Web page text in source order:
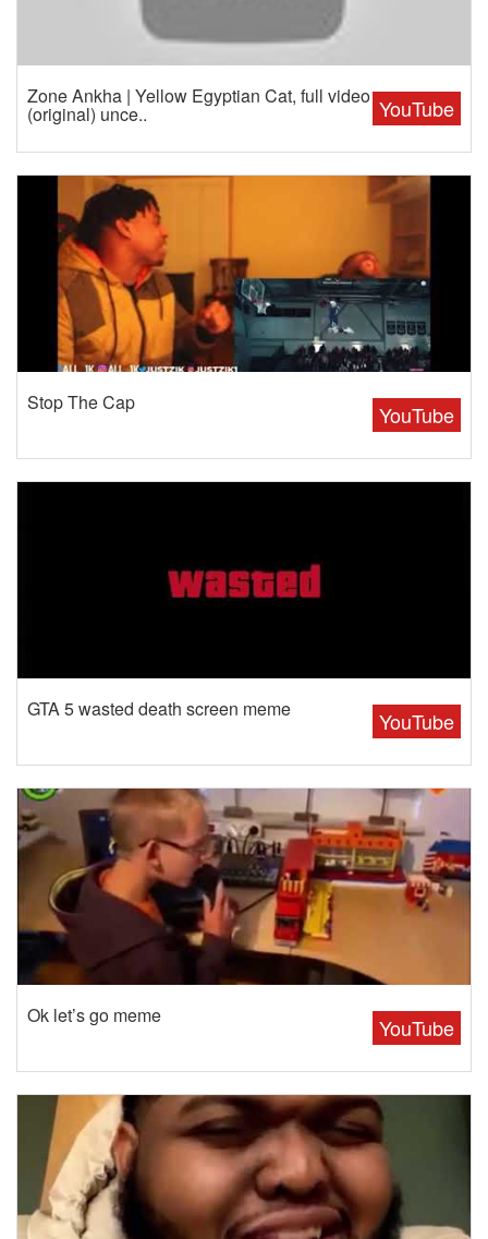
YouTube
Zone Ankha | Yellow Egyptian Cat, full video
(original) unce..
YouTube
Stop The Cap
YouTube
GTA 5 wasted death screen meme
YouTube
Ok let’s go meme